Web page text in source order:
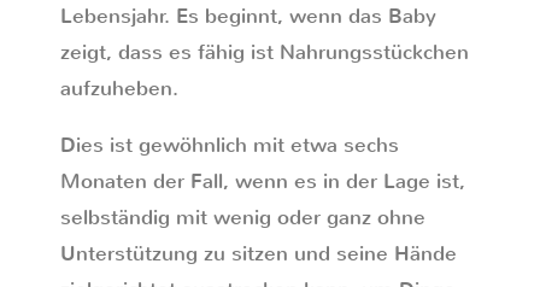
Lebensjahr. Es beginnt, wenn das Baby
zeigt, dass es fähig ist Nahrungsstückchen
aufzuheben.
Dies ist gewöhnlich mit etwa sechs
Monaten der Fall, wenn es in der Lage ist,
selbständig mit wenig oder ganz ohne
Unterstützung zu sitzen und seine Hände